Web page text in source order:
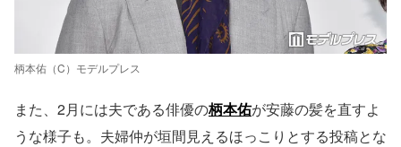
柄本佑（C）モデルプレス
また、2月には夫である俳優の柄本佑が安藤の髪を直すよ
うな様子も。夫婦仲が垣間見えるほっこりとする投稿とな